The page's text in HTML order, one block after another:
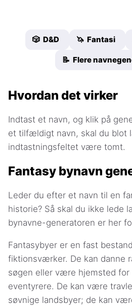
🎲 D&D 🦄 Fantasi
📝 Flere
Hvordan det virker
Indtast et navn, og klik på
et tilfældigt navn, skal du blot
indtastningsfeltet være tomt.
Fantasy bynavn
Leder du efter et navn til en
historie? Så skal du ikke lede
bynavne-generatoren er her
Fantasybyer er en fast
fiktionsværker. De kan danne
søgen eller være hjemsted for
eventyrere. De kan være
søvnige landsbyer; de kan